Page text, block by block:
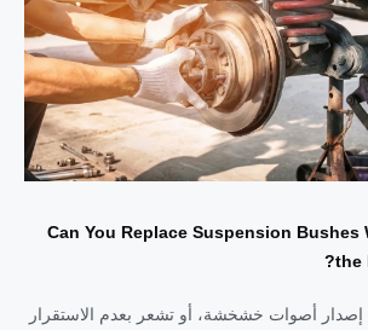
Can You Replace Suspension Bushes
the
إصدار أصوات خشخشة، أو تشعر بعدم الاستقرار